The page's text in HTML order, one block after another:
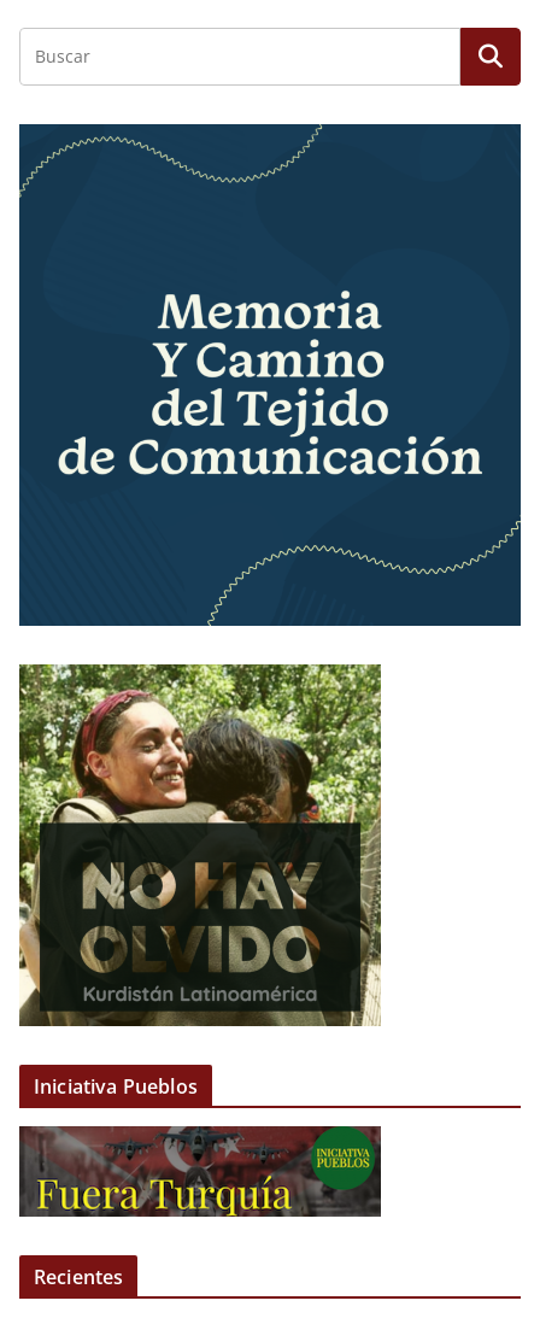
Iniciativa Pueblos
Recientes